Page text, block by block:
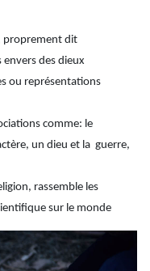
proprement dit
envers des dieux
ou représentations
comme: le
un dieu et la guerre,
rassemble les
sur le monde